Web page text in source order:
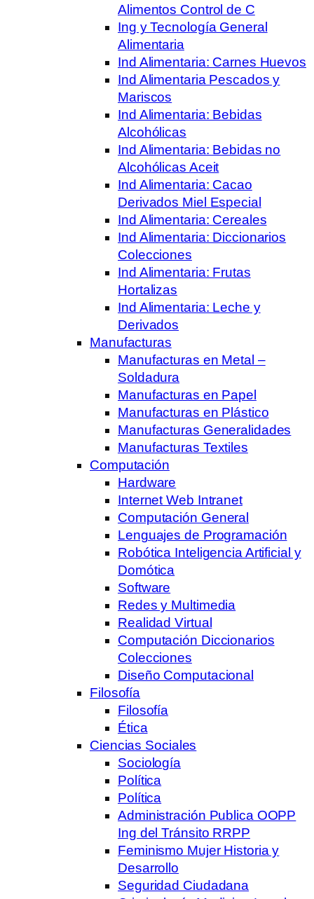
Alimentos Control de C
Ing y Tecnología General
Alimentaria
Ind Alimentaria: Carnes Huevos
Ind Alimentaria Pescados y
Mariscos
Ind Alimentaria: Bebidas
Alcohólicas
Ind Alimentaria: Bebidas no
Alcohólicas Aceit
Ind Alimentaria: Cacao
Derivados Miel Especial
Ind Alimentaria: Cereales
Ind Alimentaria: Diccionarios
Colecciones
Ind Alimentaria: Frutas
Hortalizas
Ind Alimentaria: Leche y
Derivados
Manufacturas
Manufacturas en Metal –
Soldadura
Manufacturas en Papel
Manufacturas en Plástico
Manufacturas Generalidades
Manufacturas Textiles
Computación
Hardware
Internet Web Intranet
Computación General
Lenguajes de Programación
Robótica Inteligencia Artificial y
Domótica
Software
Redes y Multimedia
Realidad Virtual
Computación Diccionarios
Colecciones
Diseño Computacional
Filosofía
Filosofía
Ética
Ciencias Sociales
Sociología
Política
Política
Administración Publica OOPP
Ing del Tránsito RRPP
Feminismo Mujer Historia y
Desarrollo
Seguridad Ciudadana